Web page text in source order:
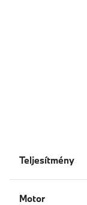
Teljesítmény
Motor